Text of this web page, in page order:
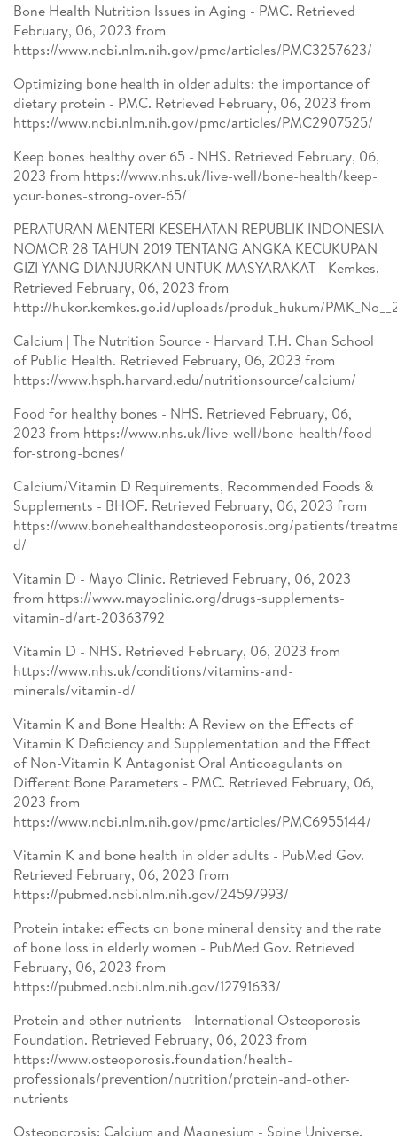
Bone Health Nutrition Issues in Aging - PMC. Retrieved
February, 06, 2023 from
https://www.ncbi.nlm.nih.gov/pmc/articles/PMC3257623/
Optimizing bone health in older adults: the importance of
dietary protein - PMC. Retrieved February, 06, 2023 from
https://www.ncbi.nlm.nih.gov/pmc/articles/PMC2907525/
Keep bones healthy over 65 - NHS. Retrieved February, 06,
2023 from https://www.nhs.uk/live-well/bone-health/keep-
your-bones-strong-over-65/
PERATURAN MENTERI KESEHATAN REPUBLIK INDONESIA
NOMOR 28 TAHUN 2019 TENTANG ANGKA KECUKUPAN
GIZI YANG DIANJURKAN UNTUK MASYARAKAT - Kemkes.
Retrieved February, 06, 2023 from
http://hukor.kemkes.go.id/uploads/produk_hukum/
Calcium | The Nutrition Source - Harvard T.H. Chan School
of Public Health. Retrieved February, 06, 2023 from
https://www.hsph.harvard.edu/nutritionsource/calcium/
Food for healthy bones - NHS. Retrieved February, 06,
2023 from https://www.nhs.uk/live-well/bone-health/food-
for-strong-bones/
Calcium/Vitamin D Requirements, Recommended Foods &
Supplements - BHOF. Retrieved February, 06, 2023 from
https://www.bonehealthandosteoporosis.org/patients/
d/
Vitamin D - Mayo Clinic. Retrieved February, 06, 2023
from https://www.mayoclinic.org/drugs-supplements-
vitamin-d/art-20363792
Vitamin D - NHS. Retrieved February, 06, 2023 from
https://www.nhs.uk/conditions/vitamins-and-
minerals/vitamin-d/
Vitamin K and Bone Health: A Review on the Effects of
Vitamin K Deficiency and Supplementation and the Effect
of Non-Vitamin K Antagonist Oral Anticoagulants on
Different Bone Parameters - PMC. Retrieved February, 06,
2023 from
https://www.ncbi.nlm.nih.gov/pmc/articles/PMC6955144/
Vitamin K and bone health in older adults - PubMed Gov.
Retrieved February, 06, 2023 from
https://pubmed.ncbi.nlm.nih.gov/24597993/
Protein intake: effects on bone mineral density and the rate
of bone loss in elderly women - PubMed Gov. Retrieved
February, 06, 2023 from
https://pubmed.ncbi.nlm.nih.gov/12791633/
Protein and other nutrients - International Osteoporosis
Foundation. Retrieved February, 06, 2023 from
https://www.osteoporosis.foundation/health-
professionals/prevention/nutrition/protein-and-other-
nutrients
Osteoporosis: Calcium and Magnesium - Spine Universe.